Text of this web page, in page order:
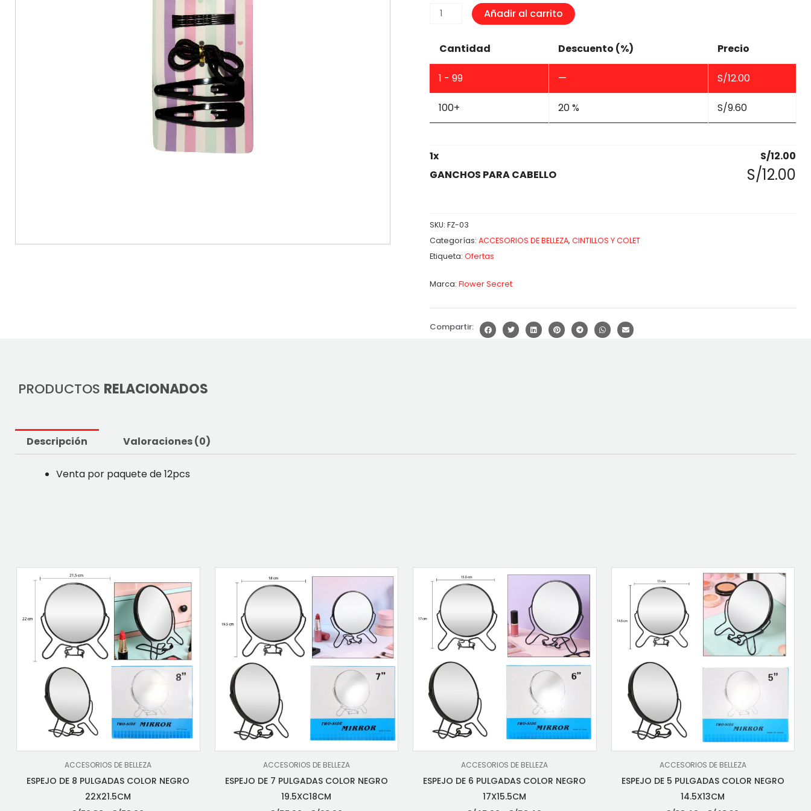
GANCHOS
CABELLO
cantidad
Añadir al carrito
Cantidad Descuento (%) Precio
1 - 99 — S/12.00
100+ 20 % S/9.60
1x S/12.00
GANCHOS PARA CABELLO
S/12.00
SKU: FZ-03
Categorías: ACCESORIOS DE BELLEZA, CINTILLOS Y COLET
Etiqueta: Ofertas
Marca: Flower Secret
Compartir:
PRODUCTOS RELACIONADOS
Descripción Valoraciones (0)
Venta por paquete de 12pcs
ACCESORIOS DE BELLEZA
ESPEJO DE 8 PULGADAS COLOR NEGRO
22X21.5CM
ACCESORIOS DE BELLEZA
ESPEJO DE 7 PULGADAS COLOR NEGRO
19.5XC18CM
ACCESORIOS DE BELLEZA
ESPEJO DE 6 PULGADAS COLOR NEGRO
17X15.5CM
ACCESORIOS DE BELLEZA
ESPEJO DE 5 PULGADAS COLOR NEGRO
14.5X13CM